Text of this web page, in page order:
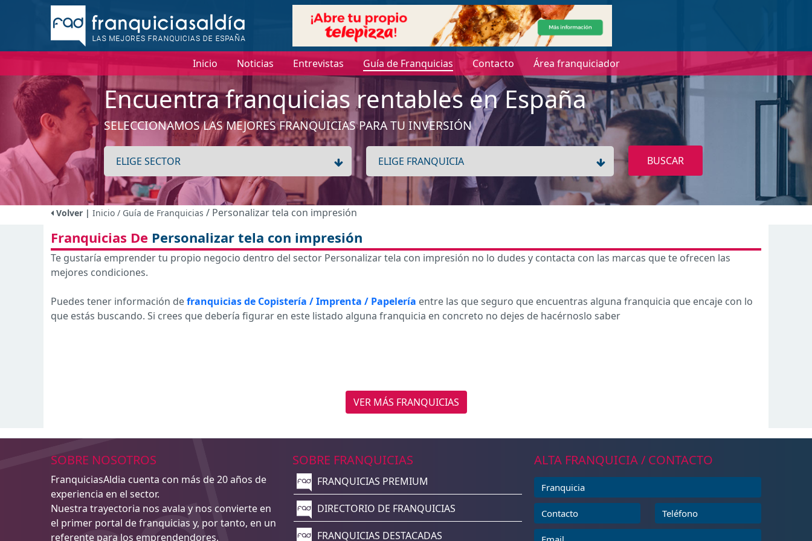
Inicio Noticias Entrevistas Guía de Franquicias Contacto Área franquiciador
Encuentra franquicias rentables en España
SELECCIONAMOS LAS MEJORES FRANQUICIAS PARA TU INVERSIÓN
BUSCAR
Volver | Inicio / Guía de Franquicias / Personalizar tela con impresión
Franquicias De Personalizar tela con impresión
Te gustaría emprender tu propio negocio dentro del sector Personalizar tela con impresión no lo dudes y contacta con las marcas que te ofrecen las
mejores condiciones.
Puedes tener información defranquicias de Copistería / Imprenta / Papelería entre las que seguro que encuentras alguna franquicia que encaje con lo
que estás buscando. Si crees que debería figurar en este listado alguna franquicia en concreto no dejes de hacérnoslo saber
VER MÁS FRANQUICIAS
SOBRE NOSOTROS
FranquiciasAldia cuenta con más de 20 años de
experiencia en el sector.
Nuestra trayectoria nos avala y nos convierte en
el primer portal de franquicias y, por tanto, en un
referente para los emprendendores,
SOBRE FRANQUICIAS
FRANQUICIAS PREMIUM
DIRECTORIO DE FRANQUICIAS
FRANQUICIAS DESTACADAS
ALTA FRANQUICIA / CONTACTO